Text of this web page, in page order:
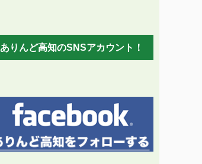
ありんど高知のSNSアカウント！